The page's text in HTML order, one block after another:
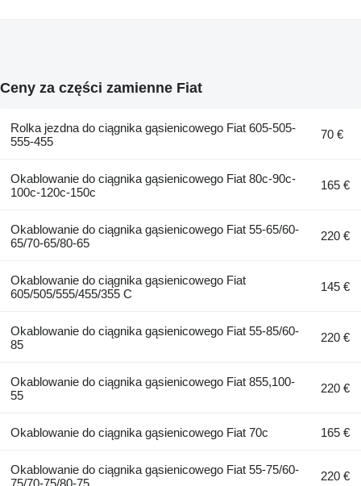
Ceny za części zamienne Fiat
Rolka jezdna do ciągnika gąsienicowego Fiat 605-505-
555-455
70 €
Okablowanie do ciągnika gąsienicowego Fiat 80c-90c-
100c-120c-150c
165 €
Okablowanie do ciągnika gąsienicowego Fiat 55-65/60-
65/70-65/80-65
220 €
Okablowanie do ciągnika gąsienicowego Fiat
605/505/555/455/355 C
145 €
Okablowanie do ciągnika gąsienicowego Fiat 55-85/60-
85
220 €
Okablowanie do ciągnika gąsienicowego Fiat 855,100-
55
220 €
Okablowanie do ciągnika gąsienicowego Fiat 70c 165 €
Okablowanie do ciągnika gąsienicowego Fiat 55-75/60-
75/70-75/80-75
220 €